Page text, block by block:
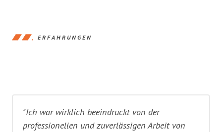
ERFAHRUNGEN
"Ich war wirklich beeindruckt von der
professionellen und zuverlässigen Arbeit von